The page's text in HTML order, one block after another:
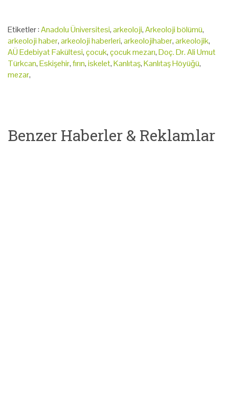
Etiketler :Anadolu Üniversitesi,arkeoloji,Arkeoloji bölümü,
arkeoloji haber,arkeoloji haberleri,arkeolojihaber,arkeolojik,
AÜ Edebiyat Fakültesi,çocuk,çocuk mezarı,Doç. Dr. Ali Umut
Türkcan,Eskişehir,fırın,iskelet,Kanlıtaş,Kanlıtaş Höyüğü,
mezar,
Benzer Haberler & Reklamlar